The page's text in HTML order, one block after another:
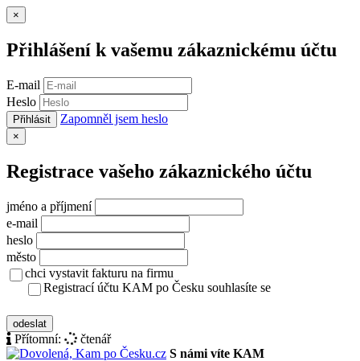
×
Přihlášení k vašemu zákaznickému účtu
E-mail
Heslo
Přihlásit Zapomněl jsem heslo
×
Registrace vašeho zákaznického účtu
jméno a příjmení
e-mail
heslo
město
chci vystavit fakturu na firmu
Registrací účtu KAM po Česku souhlasíte se
odeslat
Přítomní:
čtenář
S námi víte KAM